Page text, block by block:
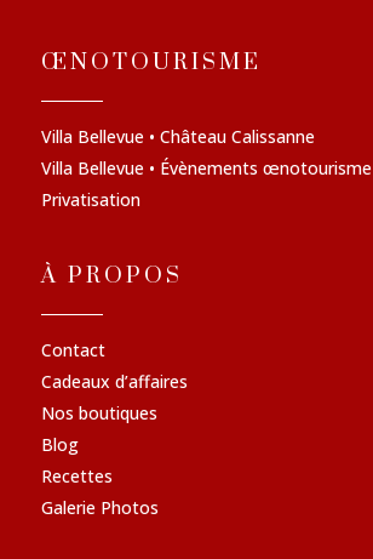
ŒNOTOURISME
Villa Bellevue • Château Calissanne
Villa Bellevue • Évènements œnotourisme
Privatisation
À PROPOS
Contact
Cadeaux d’affaires
Nos boutiques
Blog
Recettes
Galerie Photos